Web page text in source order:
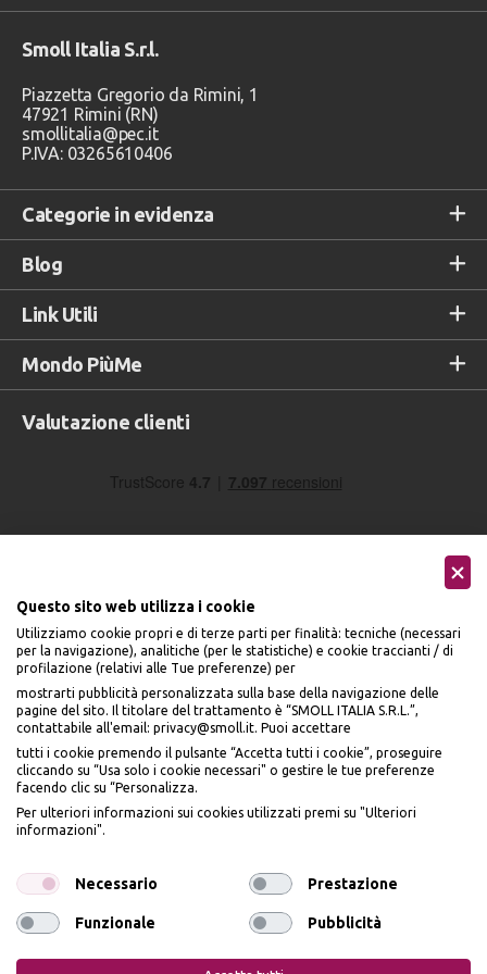
Categorie in evidenza
Blog
Link Utili
Mondo PiùMe
Smoll Italia S.r.l.
Piazzetta Gregorio da Rimini, 1
47921 Rimini (RN)
smollitalia@pec.it
P.IVA: 03265610406
Valutazione clienti
Accettiamo
Seguici sui social
Privacy Policy Cookie Policy
Questo sito web utilizza i cookie
Utilizziamo cookie propri e di terze parti per finalità: tecniche (necessari
per la navigazione), analitiche (per le statistiche) e cookie traccianti / di
profilazione (relativi alle Tue preferenze) per
mostrarti pubblicità personalizzata sulla base della navigazione delle
pagine del sito. Il titolare del trattamento è “SMOLL ITALIA S.R.L.”,
contattabile all'email: privacy@smoll.it. Puoi accettare
tutti i cookie premendo il pulsante “Accetta tutti i cookie”, proseguire
cliccando su “Usa solo i cookie necessari" o gestire le tue preferenze
facendo clic su “Personalizza.
Per ulteriori informazioni sui cookies utilizzati premi su "Ulteriori
informazioni".
Necessario Prestazione
Funzionale Pubblicità
BENVENUTO DA
PIÙME
IL10% DI SCONTO
dell’art. 13 del Reg UE 2016/679 e presto il mio consenso a ricevere email
promozionali. In qualsiasi momento è possibile revocare il consenso